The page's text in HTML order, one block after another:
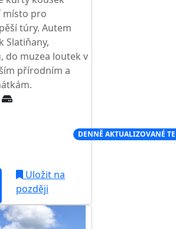
místo pro
túry. Autem
Slatiňany,
do muzea loutek v
přírodním a
DENNĚ AKTUALIZOVANÉ
Uložit na
později